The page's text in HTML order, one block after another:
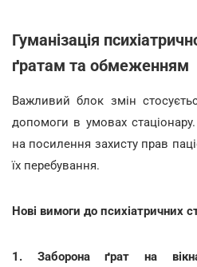
Гуманізація
ґратам та обмеженням
Важливий блок змін
допомоги в умовах
на посилення захисту прав
їх перебування.
Нові вимоги до психіатричних
1. Заборона ґрат на